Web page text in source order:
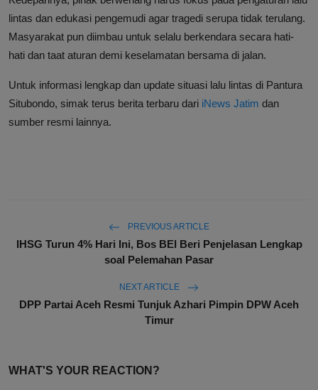
lintas dan edukasi pengemudi agar tragedi serupa tidak terulang.
Masyarakat pun diimbau untuk selalu berkendara secara hati-
hati dan taat aturan demi keselamatan bersama di jalan.
Untuk informasi lengkap dan update situasi lalu lintas di Pantura
Situbondo, simak terus berita terbaru dari iNews Jatim dan
sumber resmi lainnya.
PREVIOUS ARTICLE
IHSG Turun 4% Hari Ini, Bos BEI Beri Penjelasan Lengkap
soal Pelemahan Pasar
NEXT ARTICLE
DPP Partai Aceh Resmi Tunjuk Azhari Pimpin DPW Aceh
Timur
WHAT'S YOUR REACTION?